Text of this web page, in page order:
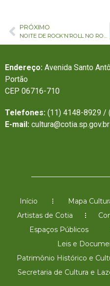
PRÓXIMO
NOITE DE ROCK’N’ROLL NO ROTA 270 ACONTECE NESTA SEXTA-FEIRA
Endereço: Avenida Santo
Portão
CEP 06716-710
Telefones: (11) 4148-8929 /
E-mail: cultura@cotia.sp.gov.br
Início Mapa
Artistas de Cotia
Espaços Públicos
Leis e
Patrimônio Histórico e
Secretaria de Cultura e